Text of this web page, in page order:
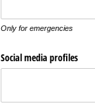
Only for emergencies
Social media profiles